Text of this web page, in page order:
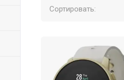
Сортировать: